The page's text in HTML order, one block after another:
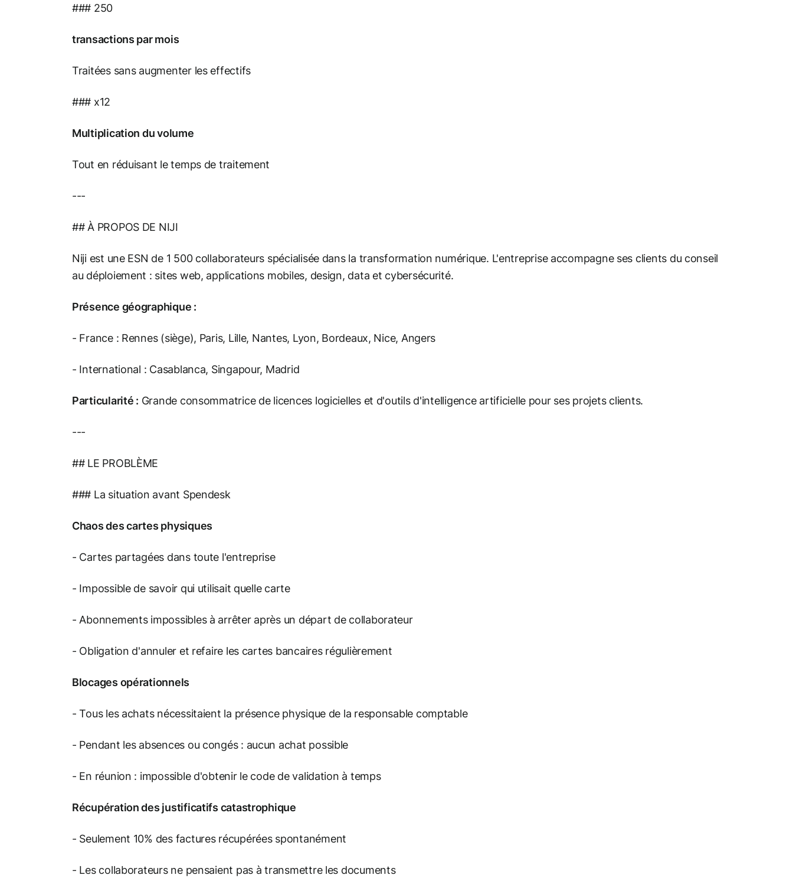
### 250
transactions par mois
Traitées sans augmenter les effectifs
### x12
Multiplication du volume
Tout en réduisant le temps de traitement
---
## À PROPOS DE NIJI
Niji est une ESN de 1 500 collaborateurs spécialisée dans la transformation numérique. L'entreprise accompagne ses clients du conseil
au déploiement : sites web, applications mobiles, design, data et cybersécurité.
Présence géographique :
- France : Rennes (siège), Paris, Lille, Nantes, Lyon, Bordeaux, Nice, Angers
- International : Casablanca, Singapour, Madrid
Particularité : Grande consommatrice de licences logicielles et d'outils d'intelligence artificielle pour ses projets clients.
---
## LE PROBLÈME
### La situation avant Spendesk
Chaos des cartes physiques
- Cartes partagées dans toute l'entreprise
- Impossible de savoir qui utilisait quelle carte
- Abonnements impossibles à arrêter après un départ de collaborateur
- Obligation d'annuler et refaire les cartes bancaires régulièrement
Blocages opérationnels
- Tous les achats nécessitaient la présence physique de la responsable comptable
- Pendant les absences ou congés : aucun achat possible
- En réunion : impossible d'obtenir le code de validation à temps
Récupération des justificatifs catastrophique
- Seulement 10% des factures récupérées spontanément
- Les collaborateurs ne pensaient pas à transmettre les documents